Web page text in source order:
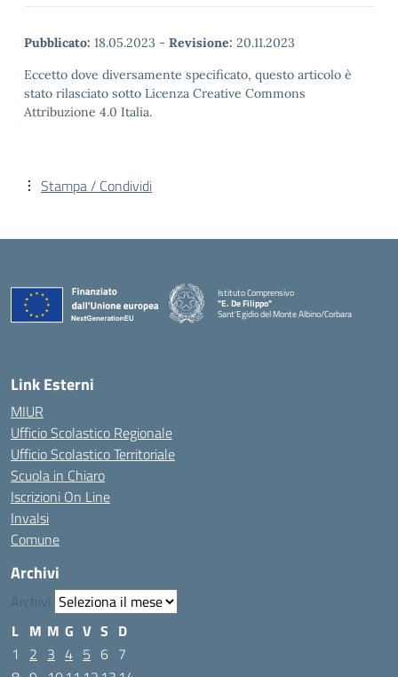
Pubblicato: 18.05.2023 - Revisione: 20.11.2023
Eccetto dove diversamente specificato, questo articolo è
stato rilasciato sotto Licenza Creative Commons
Attribuzione 4.0 Italia.
Stampa / Condividi
Istituto Comprensivo
"E. De Filippo"
Sant'Egidio del Monte Albino/Corbara
Link Esterni
MIUR
Ufficio Scolastico Regionale
Ufficio Scolastico Territoriale
Scuola in Chiaro
Iscrizioni On Line
Invalsi
Comune
Archivi
Archivi
L M M G V S D
1
2 3 4 5 6 7